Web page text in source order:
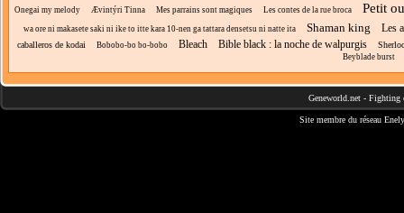
Onegai my melody
Ævintýri Tinna Mes parrains sont magiques Les contes de la rue broca Petit
wa ore ni makasete saki ni ike to itte kara 10-nen ga tattara densetsu ni natte ita Shaman king Les
caballeros de kodai Bobobo-bo bo-bobo Bleach Bible black : la noche de walpurgis
Beyblade burst
Geneworld.net - Fighting
Site membre du réseau